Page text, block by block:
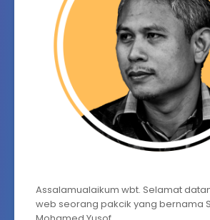
Assalamualaikum wbt. Selamat
web seorang pakcik yang bernama